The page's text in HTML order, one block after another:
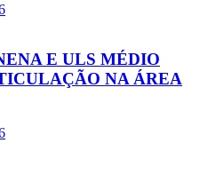
E ULS MÉDIO
NA ÁREA